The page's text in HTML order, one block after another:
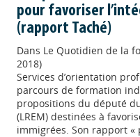
pour favoriser
(rapport Taché)
Dans Le Quotidien de la
2018)
Services d’orientation
parcours de formation
propositions du député
(LREM) destinées à
immigrées. Son rapport «